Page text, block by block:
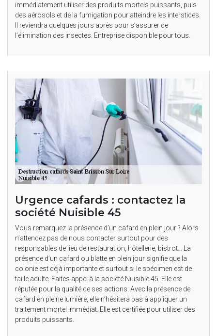
immédiatement utiliser des produits mortels puissants, puis
des aérosols et de la fumigation pour atteindre les interstices.
Il reviendra quelques jours après pour s’assurer de
l’élimination des insectes. Entreprise disponible pour tous.
Urgence cafards : contactez la
société Nuisible 45
Vous remarquez la présence d’un cafard en plein jour ? Alors
n’attendez pas de nous contacter surtout pour des
responsables de lieu de restauration, hôtellerie, bistrot… La
présence d’un cafard ou blatte en plein jour signifie que la
colonie est déjà importante et surtout si le spécimen est de
taille adulte. Faites appel à la société Nuisible 45. Elle est
réputée pour la qualité de ses actions. Avec la présence de
cafard en pleine lumière, elle n’hésitera pas à appliquer un
traitement mortel immédiat. Elle est certifiée pour utiliser des
produits puissants.